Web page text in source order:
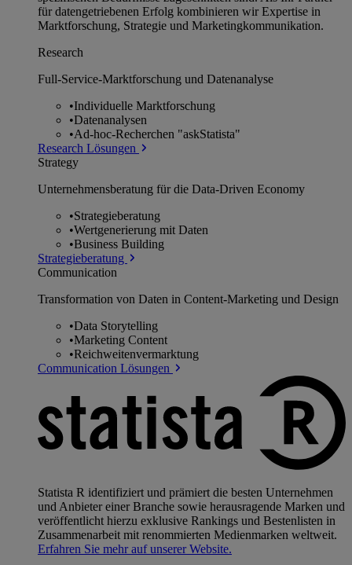
für datengetriebenen Erfolg kombinieren wir Expertise in
Marktforschung, Strategie und Marketingkommunikation.
Research
Full-Service-Marktforschung und Datenanalyse
•Individuelle Marktforschung
•Datenanalysen
•Ad-hoc-Recherchen "askStatista"
Research Lösungen
Strategy
Unternehmens­beratung für die Data-Driven Economy
•Strategieberatung
•Wertgenerierung mit Daten
•Business Building
Strategieberatung
Communication
Transformation von Daten in Content-Marketing und Design
•Data Storytelling
•Marketing Content
•Reichweitenvermarktung
Communication Lösungen
Statista R identifiziert und prämiert die besten Unternehmen
und Anbieter einer Branche sowie herausragende Marken und
veröffentlicht hierzu exklusive Rankings und Bestenlisten in
Zusammenarbeit mit renommierten Medienmarken weltweit.
Erfahren Sie mehr auf unserer Website.